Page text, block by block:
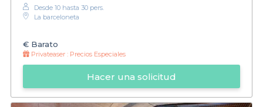
Desde 10 hasta 30 pers.
La barceloneta
€ Barato
Privateaser : Precios Especiales
Hacer una solicitud